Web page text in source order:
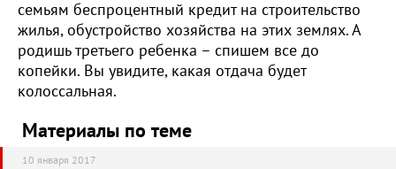
семьям беспроцентный кредит на строительство
жилья, обустройство хозяйства на этих землях. А
родишь третьего ребенка – спишем все до
копейки. Вы увидите, какая отдача будет
колоссальная.
Материалы по теме
10 января 2017